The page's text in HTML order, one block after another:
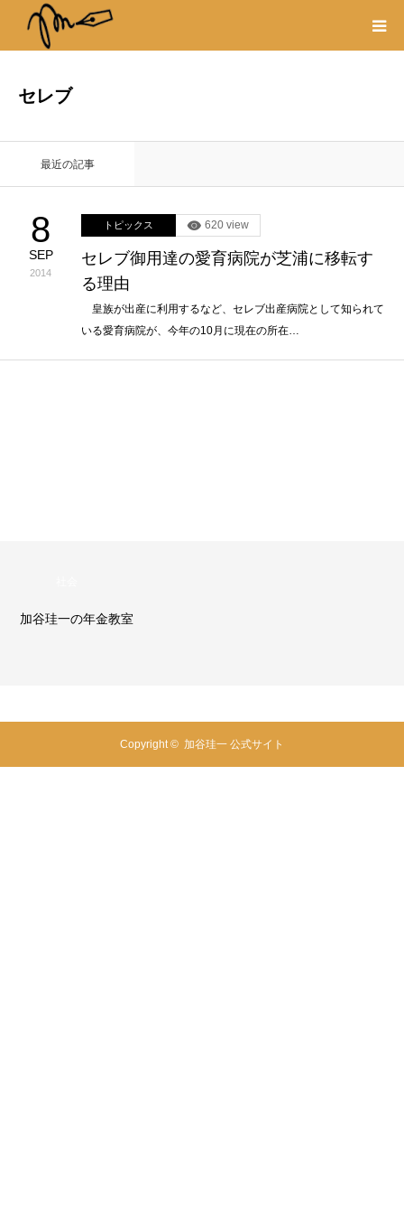
セレブ
最近の記事
8
SEP
2014
トピックス 620 view
セレブ御用達の愛育病院が芝浦に移転す
る理由
皇族が出産に利用するなど、セレブ出産病院として知られて
いる愛育病院が、今年の10月に現在の所在…
加谷珪一の年金教室
Copyright © 加谷珪一 公式サイト
取材や出演の依頼